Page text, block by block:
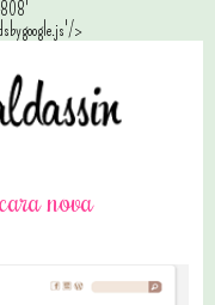
>
nova